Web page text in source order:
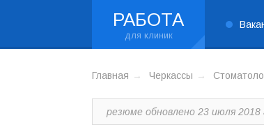
РАБОТА
Главная Черкассы
резюме обновлено 23 июля 2018